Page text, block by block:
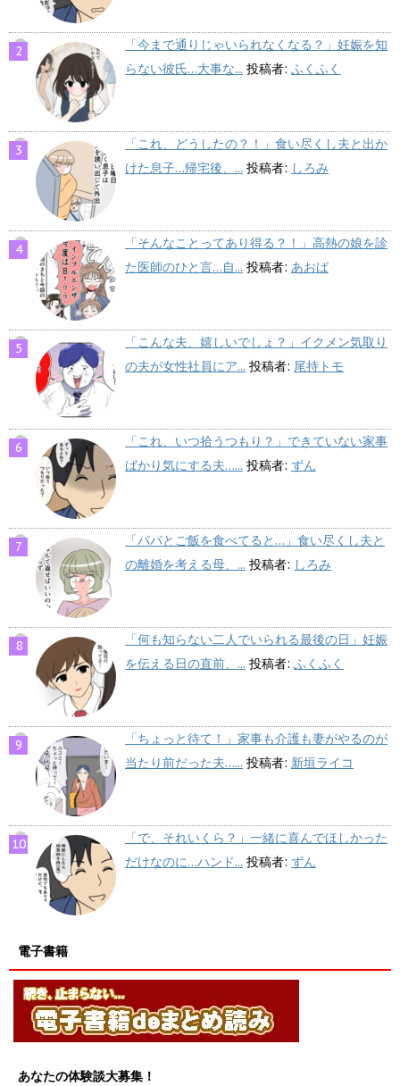
「今まで通りじゃいられなくなる？」妊娠を知
らない彼氏…大事な... 投稿者: ふくふく
「これ、どうしたの？！」食い尽くし夫と出か
けた息子…帰宅後、... 投稿者: しろみ
「そんなことってあり得る？！」高熱の娘を診
た医師のひと言…自... 投稿者: あおば
「こんな夫、嬉しいでしょ？」イクメン気取り
の夫が女性社員にア... 投稿者: 尾持トモ
「これ、いつ拾うつもり？」できていない家事
ばかり気にする夫…... 投稿者: ずん
「パパとご飯を食べてると…」食い尽くし夫と
の離婚を考える母、... 投稿者: しろみ
「何も知らない二人でいられる最後の日」妊娠
を伝える日の直前、... 投稿者: ふくふく
「ちょっと待て！」家事も介護も妻がやるのが
当たり前だった夫…... 投稿者: 新垣ライコ
「で、それいくら？」一緒に喜んでほしかった
だけなのに…ハンド... 投稿者: ずん
電子書籍
あなたの体験談大募集！